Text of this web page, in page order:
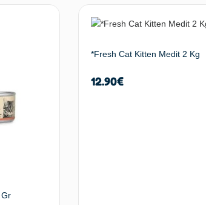
*Fresh Cat Kitten Medit 2 Kg
12.90€